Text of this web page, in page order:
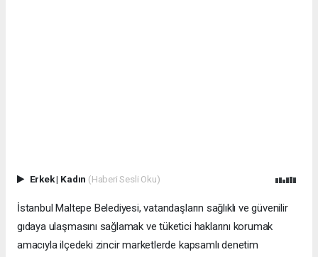
Erkek| Kadın (Haberi Sesli Oku)
İstanbul Maltepe Belediyesi, vatandaşların sağlıklı ve güvenilir
gıdaya ulaşmasını sağlamak ve tüketici haklarını korumak
amacıyla ilçedeki zincir marketlerde kapsamlı denetim